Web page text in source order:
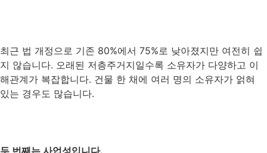
최근 법 개정으로 기존 80%에서 75%로 낮아졌지만 여전히 쉽
지 않습니다. 오래된 저층주거지일수록 소유자가 다양하고 이
해관계가 복잡합니다. 건물 한 채에 여러 명의 소유자가 얽혀
있는 경우도 많습니다.
두 번째는 사업성입니다.